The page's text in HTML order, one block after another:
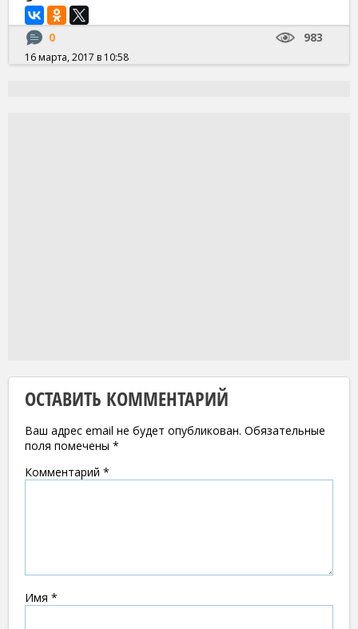
0 983
16 марта, 2017 в 10:58
ОСТАВИТЬ КОММЕНТАРИЙ
Ваш адрес email не будет опубликован. Обязательные
поля помечены *
Комментарий *
Имя *